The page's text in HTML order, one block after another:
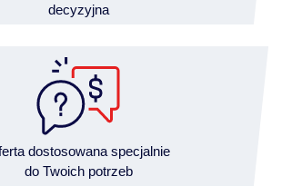
decyzyjna
dostosowana specjalnie
do Twoich potrzeb